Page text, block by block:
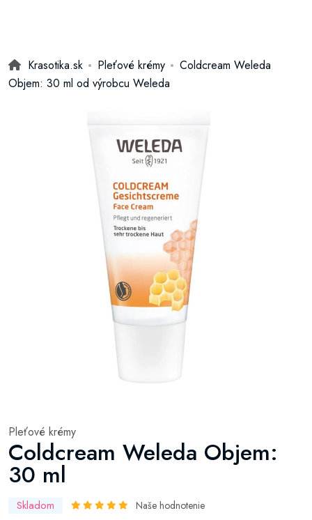
Krasotika.sk Pleťové krémy
Coldcream Weleda
Objem: 30 ml od výrobcu Weleda
Pleťové krémy
Coldcream Weleda Objem:
30 ml
Skladom Naše hodnotenie